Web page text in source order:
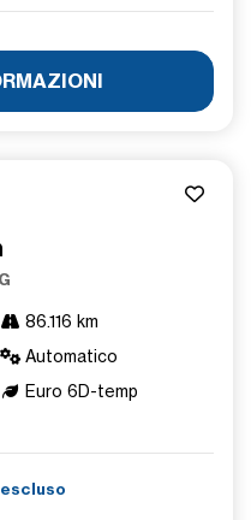
86.116 km
Automatico
Euro 6D-temp